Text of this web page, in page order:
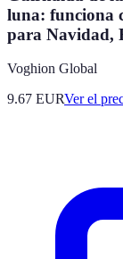
luna: funciona
para Navidad,
Voghion Global
9.67 EURVer el